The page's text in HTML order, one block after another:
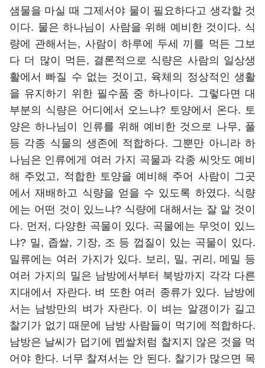
샘물을 마실 때 그제서야 물이 필요하다고 생각할 것
이다. 물은 하나님이 사람을 위해 예비한 것이다. 식
량에 관해서는, 사람이 하루에 두세 끼를 먹든 그보
다 더 많이 먹든, 결론적으로 식량은 사람의 일상생
활에서 빠질 수 없는 것이고, 육체의 정상적인 생활
을 유지하기 위한 필수품 중 하나이다. 그렇다면 대
부분의 식량은 어디에서 오느냐? 토양에서 온다. 토
양은 하나님이 인류를 위해 예비한 것으로 나무, 풀
등 각종 식물의 생존에 적합하다. 그뿐만 아니라 하
나님은 인류에게 여러 가지 곡물과 각종 씨앗도 예비
해 주었고, 적합한 토양을 예비해 주어 사람이 그곳
에서 재배하고 식량을 얻을 수 있도록 하였다. 식량
에는 어떤 것이 있느냐? 식량에 대해서는 잘 알 것이
다. 먼저, 다양한 곡물이 있다. 곡물에는 무엇이 있느
냐? 밀, 좁쌀, 기장, 조 등 껍질이 있는 곡물이 있다.
밀류에는 여러 가지가 있다. 보리, 밀, 귀리, 메밀 등
여러 가지의 밀은 남방에서부터 북방까지 각각 다른
지대에서 자란다. 벼 또한 여러 종류가 있다. 남방에
서는 남방만의 벼가 자란다. 이 벼는 알갱이가 길고
찰기가 없기 때문에 남방 사람들이 먹기에 적합하다.
남방은 날씨가 덥기에 멥쌀처럼 찰지지 않은 것을 먹
어야 한다. 너무 찰져서는 안 된다. 찰기가 많으면 목